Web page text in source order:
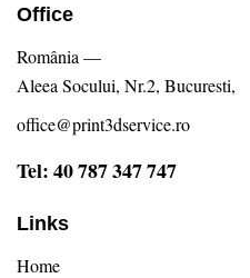
Office
România —
Aleea Socului, Nr.2, Bucuresti,
office@print3dservice.ro
Tel: 40 787 347 747
Links
Home